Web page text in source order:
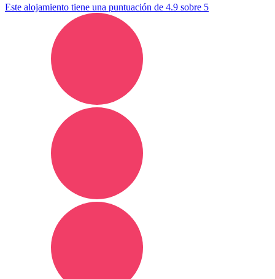
Este alojamiento tiene una puntuación de 4.9 sobre 5